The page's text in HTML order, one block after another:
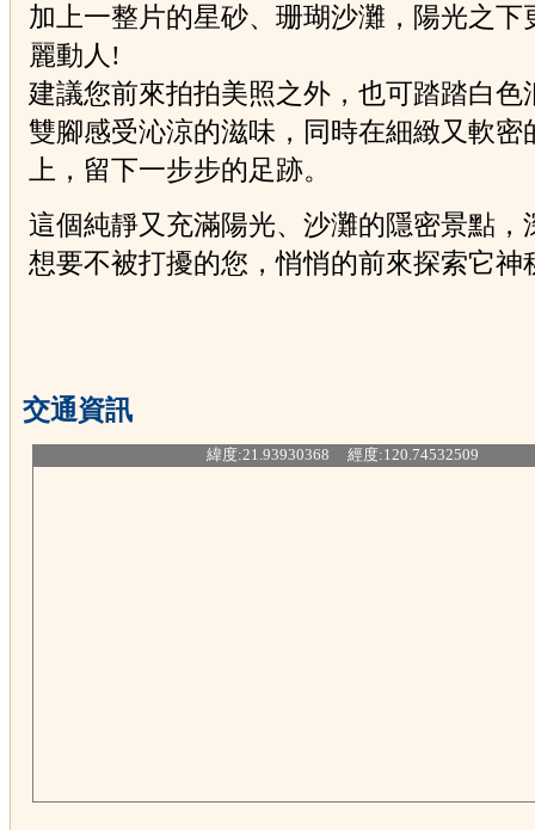
加上一整片的星砂、珊瑚沙灘，陽光之下
麗動人!
建議您前來拍拍美照之外，也可踏踏白色
雙腳感受沁涼的滋味，同時在細緻又軟密
上，留下一步步的足跡。
這個純靜又充滿陽光、沙灘的隱密景點，
想要不被打擾的您，悄悄的前來探索它神
交通資訊
緯度:21.93930368 經度:120.74532509